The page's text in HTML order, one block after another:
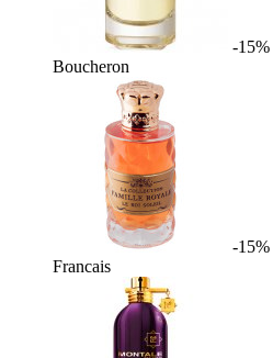
-15%
Boucheron
-15%
Francais